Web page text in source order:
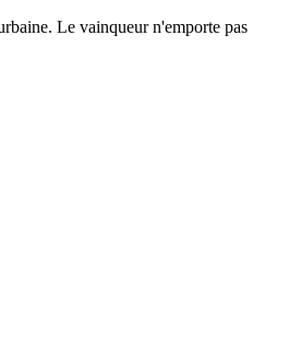
Le vainqueur n'emporte pas